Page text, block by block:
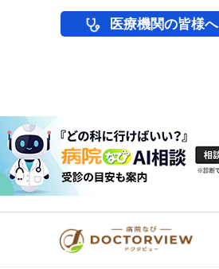
医療機関の皆様へ